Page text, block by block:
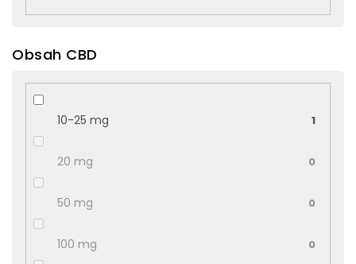
Obsah CBD
10-25 mg 1
20 mg 0
50 mg 0
100 mg 0